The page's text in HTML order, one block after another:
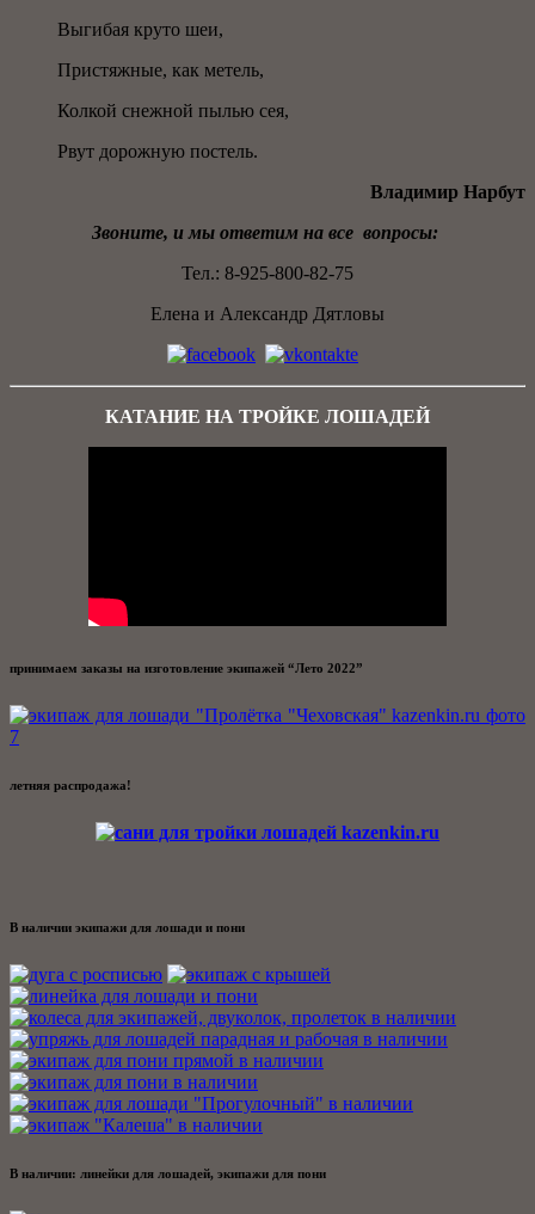
Выгибая круто шеи,
Пристяжные, как метель,
Колкой снежной пылью сея,
Рвут дорожную постель.
Владимир Нарбут
Звоните, и мы ответим на все вопросы:
Тел.: 8-925-800-82-75
Елена и Александр Дятловы
КАТАНИЕ НА ТРОЙКЕ ЛОШАДЕЙ
принимаем заказы на изготовление экипажей “Лето 2022”
летняя распродажа!
В наличии экипажи для лошади и пони
В наличии: линейки для лошадей, экипажи для пони